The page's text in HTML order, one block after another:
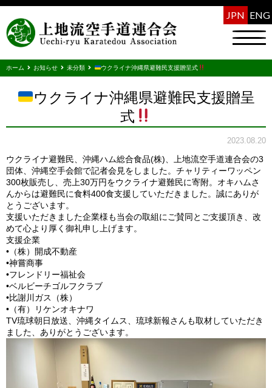
JPN ENG
ホーム お知らせ 未分類 ウクライナ沖縄県避難民支援贈呈式
ウクライナ沖縄県避難民支援贈呈
式
2023.08.20
ウクライナ避難民、沖縄ハム総合食品(株)、上地流空手道連合会の3
団体、沖縄空手会館で記者会見をしました。チャリティーワッペン
300枚販売し、売上30万円をウクライナ避難民に寄附。オキハムさ
んからは避難民に食料400食支援していただきました。誠にありが
とうございます。
支援いただきました企業様も当会の取組にご賛同とご支援頂き、改
めて心より厚く御礼申し上げます。
支援企業
•（株）開成不動産
•神嘗商事
•フレンドリー福祉会
•ベルビーチゴルフクラブ
•比謝川ガス（株）
•（有）リケンオキナワ
TV琉球朝日放送、沖縄タイムス、琉球新報さんも取材していただき
ました、ありがとうございます。